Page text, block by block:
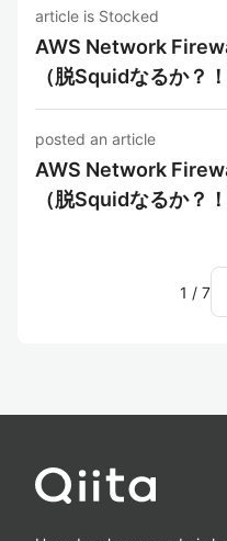
article is Stocked
AWS Network
（脱Squidなるか？！
posted an article
AWS Network
（脱Squidなるか？！
1 / 7